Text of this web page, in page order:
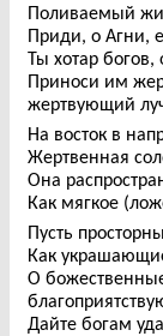
Поливаемый
Приди, о Агни,
Ты хотар
Приноси им
жертвующий
На восток в
Жертвенная
Она
Как мягкое
Пусть
Как
О
Дайте богам